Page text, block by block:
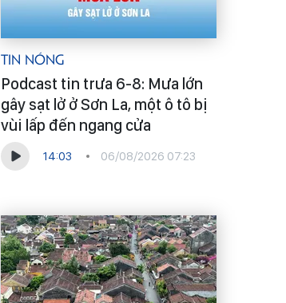
Tin Nóng
Podcast tin trưa 6-8: Mưa lớn
gây sạt lở ở Sơn La, một ô tô bị
vùi lấp đến ngang cửa
14:03 06/08/2026 07:23